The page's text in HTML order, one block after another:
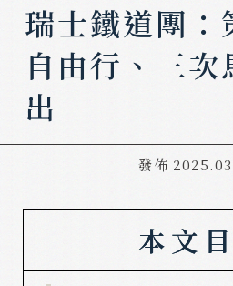
瑞士鐵道團：
自由行、三次
出
發佈
本文